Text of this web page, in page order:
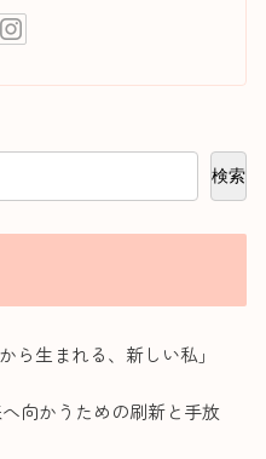
検索
ら生まれる、新しい私」
向かうための刷新と手放